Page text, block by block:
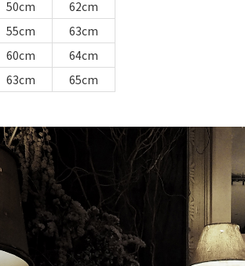
50cm
62cm
55cm
63cm
60cm
64cm
63cm 65cm